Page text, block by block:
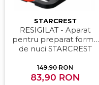
STARCREST
RESIGILAT - Aparat
pentru preparat forme
de nuci STARCREST
1400W, Indicator luminos,
Placi antiaderente,
149,90 RON
83,90 RON